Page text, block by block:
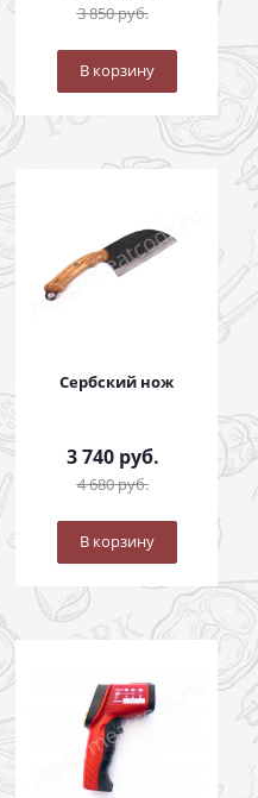
3 850руб.
В корзину
Сербский нож
3 740руб.
4 680руб.
В корзину